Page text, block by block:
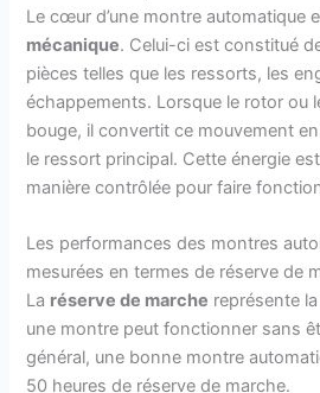
Le cœur d’une montre automatique
mécanique. Celui-ci est constitué
pièces telles que les ressorts, les
échappements. Lorsque le rotor ou
bouge, il convertit ce mouvement
le ressort principal. Cette énergie
manière contrôlée pour faire
Les performances des montres
mesurées en termes de réserve de
La réserve de marche représente
une montre peut fonctionner sans
général, une bonne montre
50 heures de réserve de marche.